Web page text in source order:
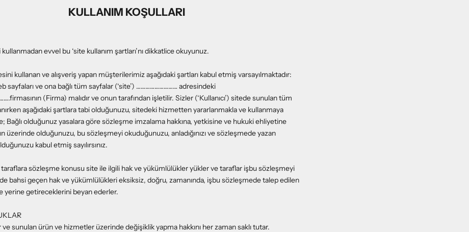
KULLANIM KOŞULLARI
evvel bu ‘site kullanım şartları’nı dikkatlice okuyunuz.
kullanan ve alışveriş yapan müşterilerimiz aşağıdaki şartları kabul etmiş varsayılmaktadır:
sayfaları ve ona bağlı tüm sayfalar (‘site’) ……………………… adresindeki
(Firma) malıdır ve onun tarafından işletilir. Sizler (‘Kullanıcı’) sitede sunulan tüm
aşağıdaki şartlara tabi olduğunuzu, sitedeki hizmetten yararlanmakla ve kullanmaya
Bağlı olduğunuz yasalara göre sözleşme imzalama hakkına, yetkisine ve hukuki ehliyetine
üzerinde olduğunuzu, bu sözleşmeyi okuduğunuzu, anladığınızı ve sözleşmede yazan
kabul etmiş sayılırsınız.
sözleşme konusu site ile ilgili hak ve yükümlülükler yükler ve taraflar işbu sözleşmeyi
bahsi geçen hak ve yükümlülükleri eksiksiz, doğru, zamanında, işbu sözleşmede talep edilen
yerine getireceklerini beyan ederler.
sunulan ürün ve hizmetler üzerinde değişiklik yapma hakkını her zaman saklı tutar.